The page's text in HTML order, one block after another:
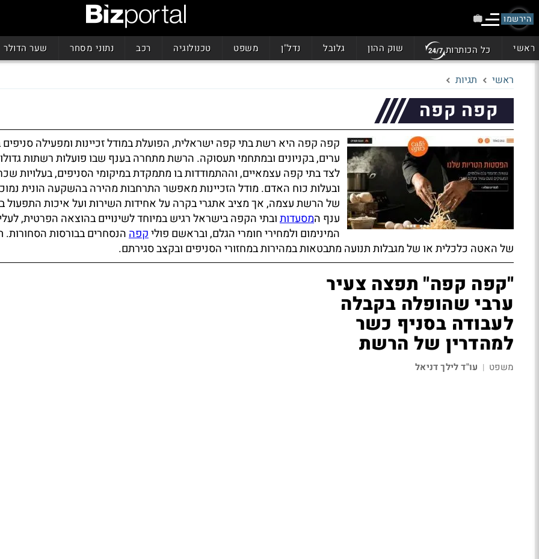
הירשמו
ראשי כל הכותרות שוק ההון גלובל נדל"ן משפט טכנולוגיה רכב נתוני מסחר שער הדולר
ראשי תגיות
קפה קפה
קפה קפה היא רשת בתי קפה ישראלית, הפועלת במודל זכיינות ומפעילה סניפים
ערים, בקניונים ובמתחמי תעסוקה. הרשת מתחרה בענף שבו פועלות רשתות
לצד בתי קפה עצמאיים, וההתמודדות בו מתמקדת במיקומי הסניפים, בעלויות
ובעלות כוח האדם. מודל הזכיינות מאפשר התרחבות מהירה בהשקעה הונית
של הרשת עצמה, אך מציב אתגרי בקרה על אחידות השירות ועל איכות התפעול
ענף המסעדותובתי הקפה בישראל רגיש במיוחד לשינויים בהוצאה הפרטית,
המינימום ולמחירי חומרי הגלם, ובראשם פוליקפההנסחרים בבורסות הסחורות.
של האטה כלכלית או של מגבלות תנועה מתבטאות במהירות במחזורי הסניפים ובקצב סגירתם.
"קפה קפה" תפצה צעיר
ערבי שהופלה בקבלה
לעבודה בסניף כשר
למהדרין של הרשת
משפט | עו"ד לילך דניאל